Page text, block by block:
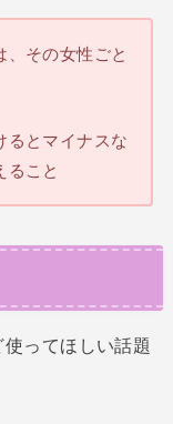
、その女性ごと
るとマイナスな
ること
ってほしい話題